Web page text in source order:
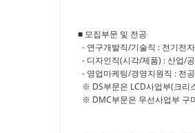
■ 모집부문 및 전공
- 연구개발직/기술직 : 전기전
- 디자인직(시각/제품) : 산업/
- 영업마케팅/경영지원직 : 전
※ DS부문은 LCD사업부(크리
※ DMC부문은 무선사업부 구